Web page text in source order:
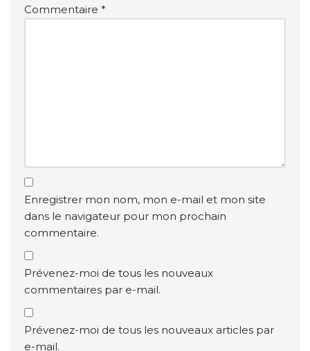
Commentaire *
Enregistrer mon nom, mon e-mail et mon site
dans le navigateur pour mon prochain
commentaire.
Prévenez-moi de tous les nouveaux
commentaires par e-mail.
Prévenez-moi de tous les nouveaux articles par
e-mail.